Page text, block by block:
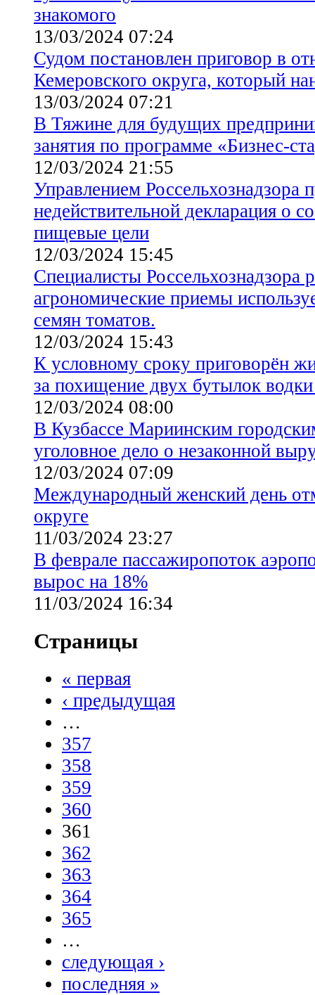
знакомого
13/03/2024 07:24
Судом постановлен приговор в
Кемеровского округа, который
13/03/2024 07:21
В Тяжине для будущих
занятия по программе «Бизнес-
12/03/2024 21:55
Управлением Россельхознадзора
недействительной декларация о
пищевые цели
12/03/2024 15:45
Специалисты Россельхознадзора
агрономические приемы
семян томатов.
12/03/2024 15:43
К условному сроку приговорён
за похищение двух бутылок водки
12/03/2024 08:00
В Кузбассе Мариинским
уголовное дело о незаконной
12/03/2024 07:09
Международный женский день
округе
11/03/2024 23:27
В феврале пассажиропоток
вырос на 18%
11/03/2024 16:34
Страницы
« первая
‹ предыдущая
…
357
358
359
360
361
362
363
364
365
…
следующая ›
последняя »